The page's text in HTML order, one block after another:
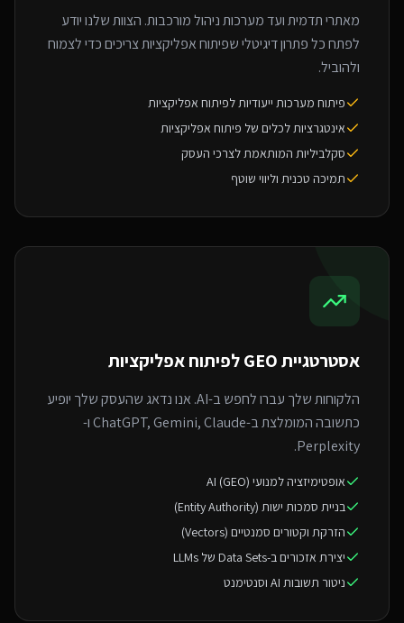
מאתרי תדמית ועד מערכות ניהול מורכבות. הצוות שלנו יודע
לפתח כל פתרון דיגיטלי שפיתוח אפליקציות צריכים כדי לצמוח
ולהוביל.
פיתוח מערכות ייעודיות לפיתוח אפליקציות
אינטגרציות לכלים של פיתוח אפליקציות
סקלביליות המותאמת לצרכי העסק
תמיכה טכנית וליווי שוטף
אסטרטגיית GEO ל פיתוח אפליקציות
הלקוחות שלך עברו לחפש ב-AI. אנו נדאג שהעסק שלך יופיע
כתשובה המומלצת ב-ChatGPT, Gemini, Claude ו-
Perplexity.
אופטימיזציה למנועי AI (GEO)
בניית סמכות ישות (Entity Authority)
הזרקת וקטורים סמנטיים (Vectors)
יצירת אזכורים ב-Data Sets של LLMs
ניטור תשובות AI וסנטימנט